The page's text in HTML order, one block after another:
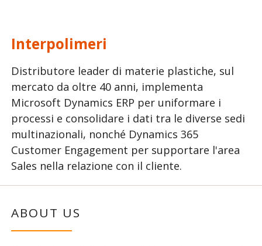
Interpolimeri
Distributore leader di materie plastiche, sul
mercato da oltre 40 anni, implementa
Microsoft Dynamics ERP per uniformare i
processi e consolidare i dati tra le diverse sedi
multinazionali, nonché Dynamics 365
Customer Engagement per supportare l'area
Sales nella relazione con il cliente.
ABOUT US